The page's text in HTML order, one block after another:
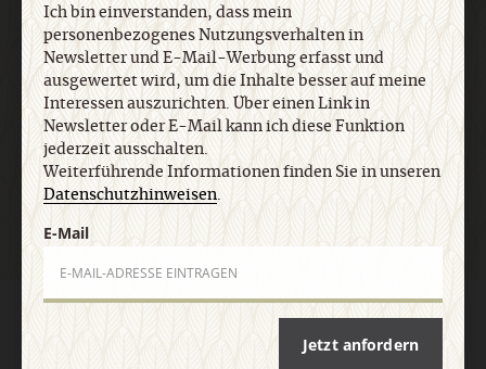
E-Mail
Datenschutz
Barrierefreiheit
Ich bin einverstanden, dass mein
personenbezogenes Nutzungsverhalten in
Newsletter und E-Mail-Werbung erfasst und
ausgewertet wird, um die Inhalte besser auf meine
Interessen auszurichten. Über einen Link in
Newsletter oder E-Mail kann ich diese Funktion
jederzeit ausschalten.
Weiterführende Informationen finden Sie in unseren
Datenschutzhinweisen.
E-Mail
Jetzt anfordern